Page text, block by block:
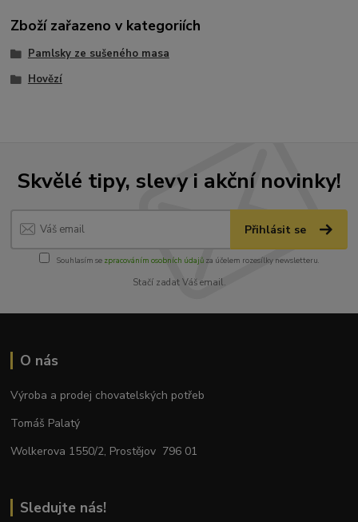
Zboží zařazeno v kategoriích
Pamlsky ze sušeného masa
Hovězí
Skvělé tipy, slevy i akční novinky!
Přihlásit se
Souhlasím se zpracováním osobních údajůza účelem rozesílky newsletteru.
Stačí zadat Váš email.
O nás
Výroba a prodej chovatelských potřeb
Tomáš Palatý
Wolkerova 1550/2, Prostějov 796 01
Sledujte nás!